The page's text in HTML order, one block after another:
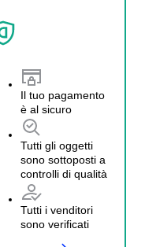
Il tuo pagamento
è al sicuro
Tutti gli oggetti
sono sottoposti a
controlli di qualità
Tutti i venditori
sono verificati